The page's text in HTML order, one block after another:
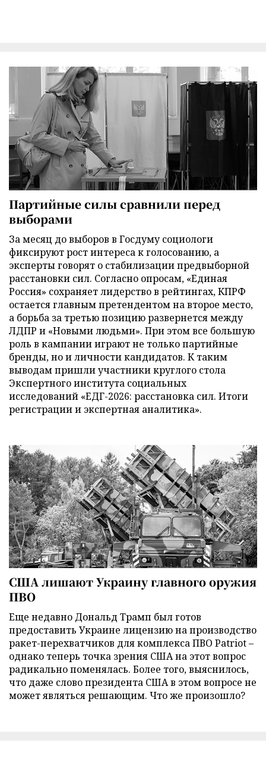
Партийные силы сравнили перед
выборами
За месяц до выборов в Госдуму социологи
фиксируют рост интереса к голосованию, а
эксперты говорят о стабилизации предвыборной
расстановки сил. Согласно опросам, «Единая
Россия» сохраняет лидерство в рейтингах, КПРФ
остается главным претендентом на второе место,
а борьба за третью позицию развернется между
ЛДПР и «Новыми людьми». При этом все большую
роль в кампании играют не только партийные
бренды, но и личности кандидатов. К таким
выводам пришли участники круглого стола
Экспертного института социальных
исследований «ЕДГ-2026: расстановка сил. Итоги
регистрации и экспертная аналитика».
США лишают Украину главного оружия
ПВО
Еще недавно Дональд Трамп был готов
предоставить Украине лицензию на производство
ракет-перехватчиков для комплекса ПВО Patriot –
однако теперь точка зрения США на этот вопрос
радикально поменялась. Более того, выяснилось,
что даже слово президента США в этом вопросе не
может являться решающим. Что же произошло?